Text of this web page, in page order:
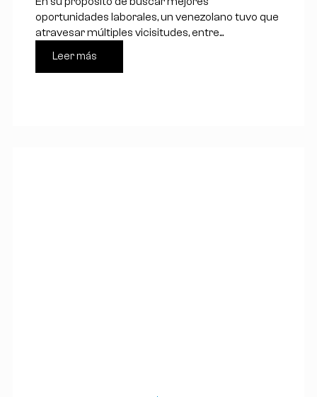
oportunidades laborales, un venezolano tuvo que
atravesar múltiples vicisitudes, entre...
Leer más